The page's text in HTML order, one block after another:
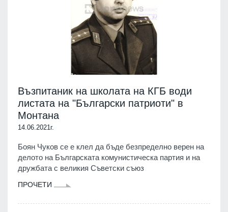
Възпитаник на школата на КГБ води
листата на "Български патриоти" в
Монтана
14.06.2021г.
Боян Чуков се е клел да бъде безпределно верен на
делото на Българската комунистическа партия и на
дружбата с великия Съветски съюз
ПРОЧЕТИ